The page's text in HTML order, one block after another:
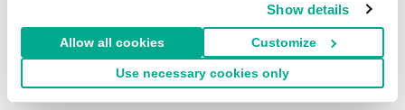
Show details
Allow all cookies Customize
Use necessary cookies only
GROSSE UNTERNEHMEN
AB 1000 MITARBEITER
Cybersecurity Services